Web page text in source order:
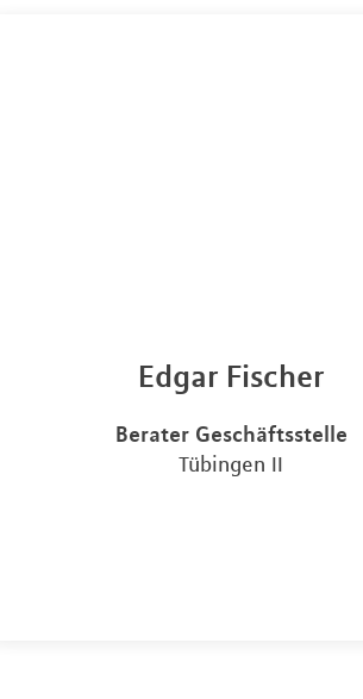
Edgar Fischer
Berater Geschäftsstelle
Tübingen II